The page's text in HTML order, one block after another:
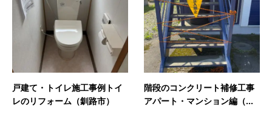
戸建て・トイレ施工事例トイ
レのリフォーム（釧路市）
階段のコンクリート補修工事
アパート・マンション編（...